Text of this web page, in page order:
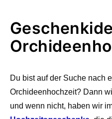
Du bist auf der Suche nach
Orchideenhochzeit? Dann
und wenn nicht, haben wir